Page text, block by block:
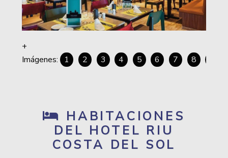
1 2 3 4 5 6 7 8
HABITACIONES
DEL HOTEL RIU
COSTA DEL SOL